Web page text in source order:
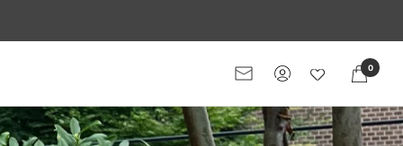
メ
ル
マ
0